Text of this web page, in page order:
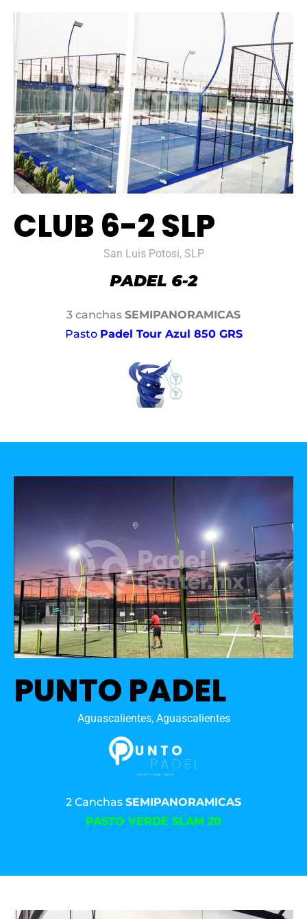
CLUB 6-2 SLP
San Luis Potosi, SLP
3 canchas SEMIPANORAMICAS
Pasto Padel Tour Azul 850 GRS
PUNTO PADEL
Aguascalientes, Aguascalientes
2 Canchas SEMIPANORAMICAS
PASTO VERDE SLAM 20